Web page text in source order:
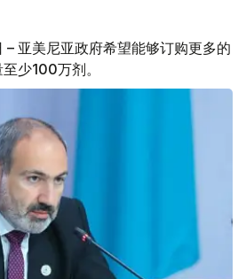
亚美尼亚政府希望能够订购更多的
少100万剂。